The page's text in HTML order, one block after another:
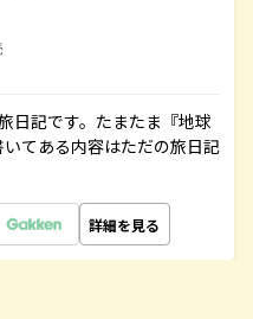
日記です。たまたま『地球
てある内容はただの旅日記
詳細を見る